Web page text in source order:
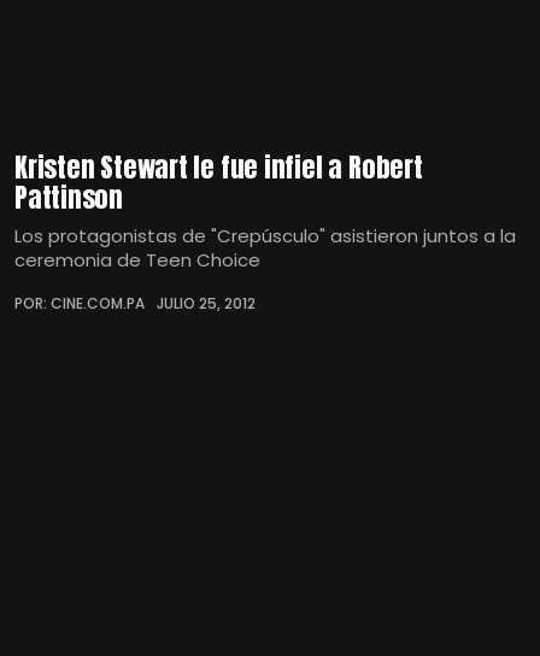
Kristen Stewart le fue infiel a Robert
Pattinson
Los protagonistas de "Crepúsculo" asistieron juntos a la
ceremonia de Teen Choice
POR: CINE.COM.PA JULIO 25, 2012